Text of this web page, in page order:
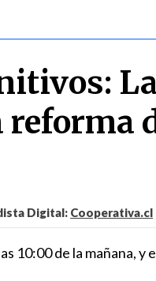
reforma
Digital: Cooperativa.cl
10:00 de la mañana, y